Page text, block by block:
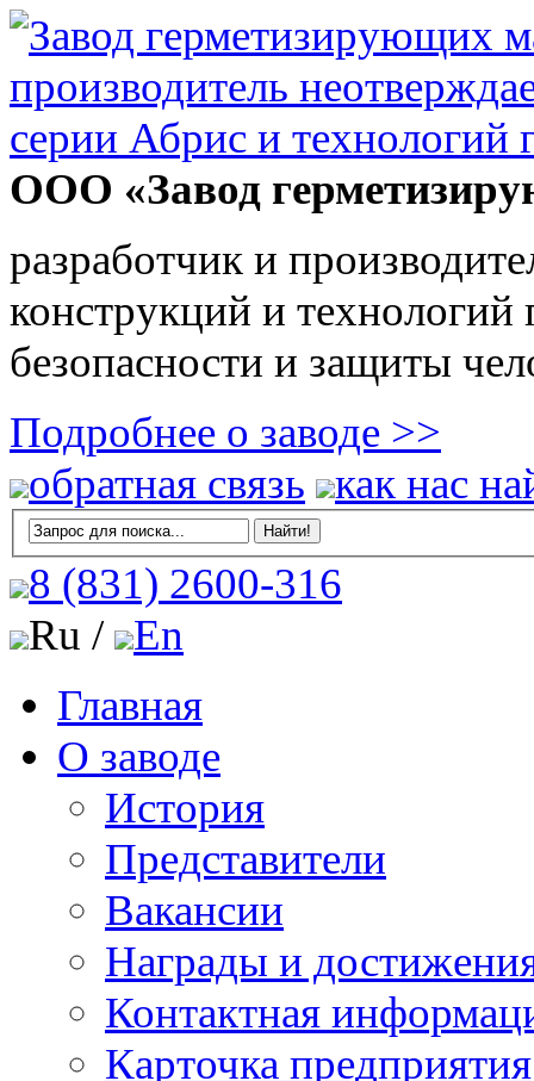
ООО «Завод
разработчик и
конструкций и
безопасности и защиты
Подробнее о заводе >>
обратная связь
как нас
8 (831) 2600-316
Ru /
En
Главная
О заводе
История
Представители
Вакансии
Награды и
Контактная
Карточка предприятия